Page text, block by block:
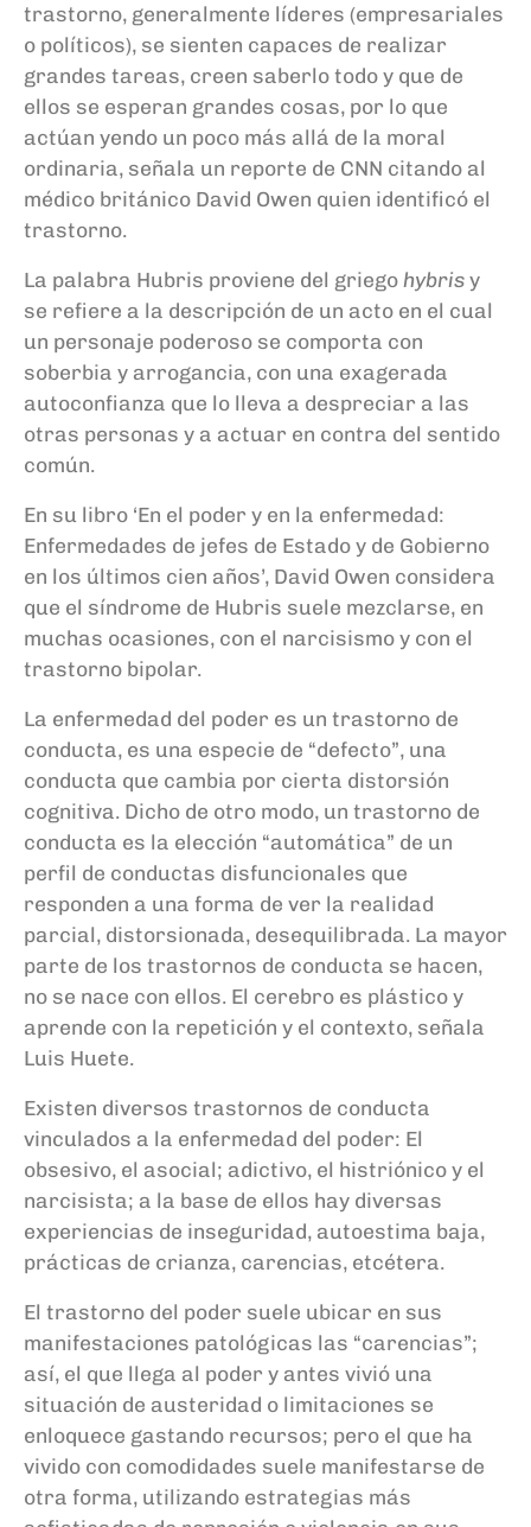
trastorno, generalmente líderes (empresariales
o políticos), se sienten capaces de realizar
grandes tareas, creen saberlo todo y que de
ellos se esperan grandes cosas, por lo que
actúan yendo un poco más allá de la moral
ordinaria, señala un reporte de CNN citando al
médico británico David Owen quien identificó el
trastorno.
La palabra Hubris proviene del griego hybrisy
se refiere a la descripción de un acto en el cual
un personaje poderoso se comporta con
soberbia y arrogancia, con una exagerada
autoconfianza que lo lleva a despreciar a las
otras personas y a actuar en contra del sentido
común.
En su libro ‘En el poder y en la enfermedad:
Enfermedades de jefes de Estado y de Gobierno
en los últimos cien años’, David Owen considera
que el síndrome de Hubris suele mezclarse, en
muchas ocasiones, con el narcisismo y con el
trastorno bipolar.
La enfermedad del poder es un trastorno de
conducta, es una especie de “defecto”, una
conducta que cambia por cierta distorsión
cognitiva. Dicho de otro modo, un trastorno de
conducta es la elección “automática” de un
perfil de conductas disfuncionales que
responden a una forma de ver la realidad
parcial, distorsionada, desequilibrada. La mayor
parte de los trastornos de conducta se hacen,
no se nace con ellos. El cerebro es plástico y
aprende con la repetición y el contexto, señala
Luis Huete.
Existen diversos trastornos de conducta
vinculados a la enfermedad del poder: El
obsesivo, el asocial; adictivo, el histriónico y el
narcisista; a la base de ellos hay diversas
experiencias de inseguridad, autoestima baja,
prácticas de crianza, carencias, etcétera.
El trastorno del poder suele ubicar en sus
manifestaciones patológicas las “carencias”;
así, el que llega al poder y antes vivió una
situación de austeridad o limitaciones se
enloquece gastando recursos; pero el que ha
vivido con comodidades suele manifestarse de
otra forma, utilizando estrategias más